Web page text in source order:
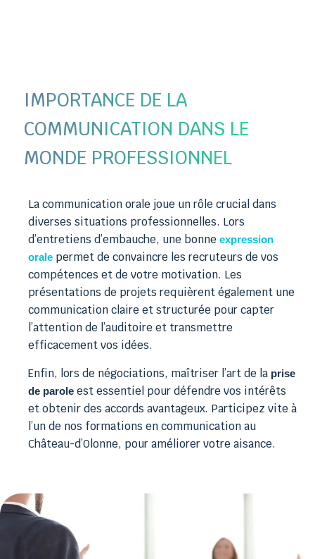
IMPORTANCE DE LA
COMMUNICATION DANS LE
MONDE PROFESSIONNEL
La communication orale joue un rôle crucial dans
diverses situations professionnelles. Lors
d’entretiens d’embauche, une bonneexpression
orale permet de convaincre les recruteurs de vos
compétences et de votre motivation. Les
présentations de projets requièrent également une
communication claire et structurée pour capter
l’attention de l’auditoire et transmettre
efficacement vos idées.
Enfin, lors de négociations, maîtriser l’art de la prise
de parole est essentiel pour défendre vos intérêts
et obtenir des accords avantageux. Participez vite à
l’un de nos formations en communication au
Château-d’Olonne, pour améliorer votre aisance.